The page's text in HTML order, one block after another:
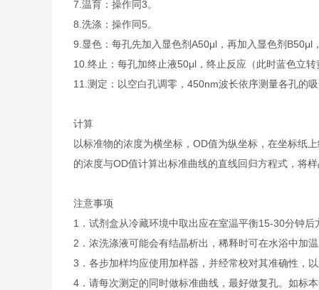
7.温育：操作同3。
8.洗涤：操作同5。
9.显色：每孔先加入显色剂A50μl，再加入显色剂
10.终止：每孔加终止液50μl，终止反应（此时蓝色立转
11.测定：以空白孔调零，450nm波长依序测量各孔的
计算
以标准物的浓度为横坐标，OD值为纵坐标，在坐标纸
的浓度与OD值计算出标准曲线的直线回归方程式，将
注意事项
1．试剂盒从冷藏环境中取出应在室温平衡15-30分钟
2．浓洗涤液可能会有结晶析出，稀释时可在水浴中加
3．各步加样均应使用加样器，并经常校对其准确性，
4．请每次测定的同时做标准曲线，最好做复孔。如标